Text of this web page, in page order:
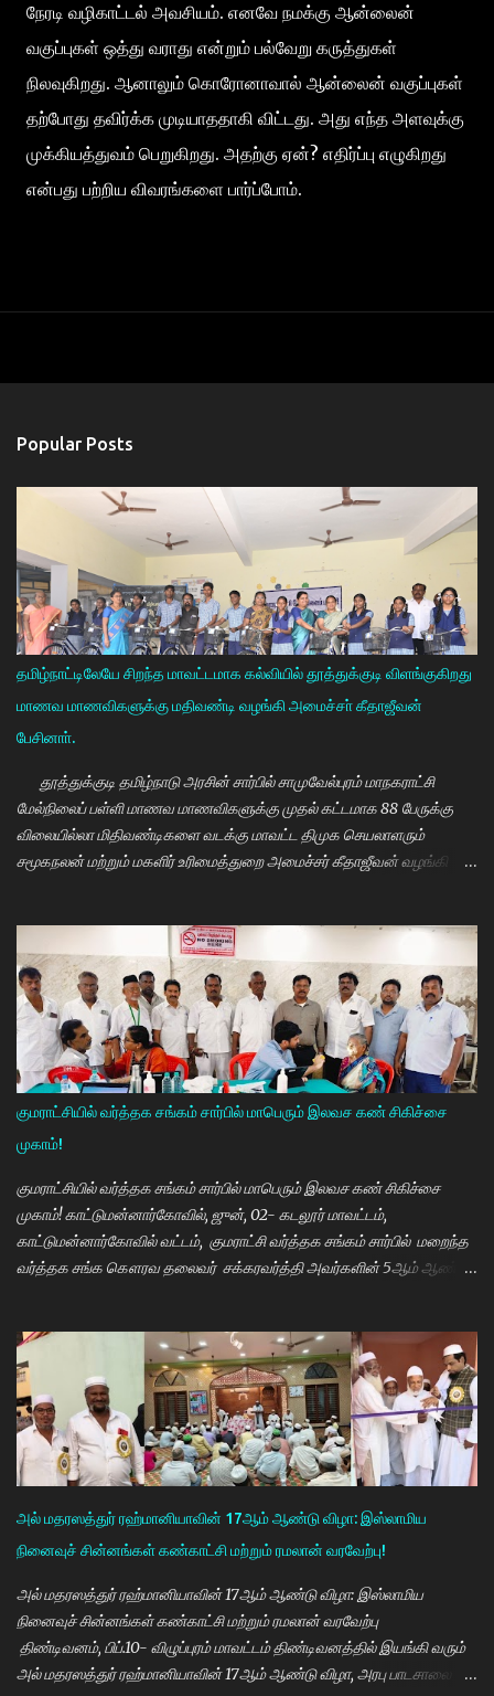
நேரடி வழிகாட்டல் அவசியம். எனவே நமக்கு ஆன்லைன்
வகுப்புகள் ஒத்து வராது என்றும் பல்வேறு கருத்துகள்
நிலவுகிறது. ஆனாலும் கொரோனாவால் ஆன்லைன் வகுப்புகள்
தற்போது தவிர்க்க முடியாததாகி விட்டது. அது எந்த அளவுக்கு
முக்கியத்துவம் பெறுகிறது. அதற்கு ஏன்? எதிர்ப்பு எழுகிறது
என்பது பற்றிய விவரங்களை பார்ப்போம்.
Popular Posts
தமிழ்நாட்டிலேயே சிறந்த மாவட்டமாக கல்வியில் தூத்துக்குடி விளங்குகிறது
மாணவ மாணவிகளுக்கு மதிவண்டி வழங்கி அமைச்சா் கீதாஜீவன்
பேசினாா்.
தூத்துக்குடி தமிழ்நாடு அரசின் சார்பில் சாமுவேல்புரம் மாநகராட்சி
மேல்நிலைப் பள்ளி மாணவ மாணவிகளுக்கு முதல் கட்டமாக 88 பேருக்கு
விலையில்லா மிதிவண்டிகளை வடக்கு மாவட்ட திமுக செயலாளரும்
சமூகநலன் மற்றும் மகளிர் உரிமைத்துறை அமைச்சர் கீதாஜீவன் வழங்கி
கல்வியில் சிறந்து விளங்க வேண்டும் என்பதற்காக முதலமைச்சர்
மு.க.ஸ்டாலின் அதிக முயற்சி எடுத்து கல்வியும். மருத்துவமும் எனது இரு
கண்கள் என முதலமைச்சர் கூறி வருகிறார். எத்தனையோ
மாணவியர்களுக்கு கிடைக்காத வாய்ப்பு உங்களுக்கு கிடைத்திருக்கிறது.
முன்பு 8 ம் வகுப்பு அல்லது 10 ம் வகுப்பிலேயே மாணவியர்களின்
பள்ளிப்படிப்பை நிறுத்தும் நிலையை மாற்றி, பெண் குழந்தைகள் கல்லூரி
வரை படிக்க வேண்டும். அவர்களுக்கு உயர்கல்வி மிக அவசியம் என்பதில்
அதிக முயற்சி எடுத்து வருகிறார்கள். உயர்கல்வி படிக்கின்ற
மாணவியர்களுக்கு மாதந்தோறும் ரூ.1000 வழங்கும் புதுமைப்பெண்
திட்டத்தை செயல்படுத்தி வருகிறார். எதிர்கால தலைவர்களான மாணவர்க...
குமராட்சியில் வர்த்தக சங்கம் சார்பில் மாபெரும் இலவச கண் சிகிச்சை
முகாம்!
குமராட்சியில் வர்த்தக சங்கம் சார்பில் மாபெரும் இலவச கண் சிகிச்சை
முகாம்! காட்டுமன்னார்கோவில், ஜுன், 02- கடலூர் மாவட்டம்,
காட்டுமன்னார்கோவில் வட்டம், குமராட்சி வர்த்தக சங்கம் சார்பில் மறைந்த
வர்த்தக சங்க கௌரவ தலைவர் சக்கரவர்த்தி அவர்களின் 5ஆம் ஆண்டு
ஒருங்கிணைப்பாளர் திருவேங்கடம் மற்றும் செவிலியர்கள் தலைமையில்
நடைபெற்றது. நிகழ்ச்சியில் கண் மருத்துவர் இளையராஜா சிறப்பு
அழைப்பாளராக கலந்து கொண்டு குத்துவிளக்கு ஏற்றி நிகழ்ச்சினை
துவங்கி வைத்தார். நிகழ்ச்சிக்கு குமராட்சி வர்த்தக சங்கத் தலைவர்
கே.ஆர்.ஜி. தமிழ்வாணன் முன்னிலை வகித்தார். நிகழ்ச்சியில் செயலாளர்
மணிவண்ணன், ஒருங்கிணைப்பாளர் அப்துல்பாசித் மற்றும் சங்க
நிர்வாகிகள் குமரவடிவு, துரைசிங்கம், பிரதீப், அப்துல்ரவுப், பார்த்தசாரதி,
மணிகண்டன், செந்தில்குமார், முஸ்தபா, பிரத...
அல் மதரஸத்துர் ரஹ்மானியாவின் 17ஆம் ஆண்டு விழா: இஸ்லாமிய
நினைவுச் சின்னங்கள் கண்காட்சி மற்றும் ரமலான் வரவேற்பு!
அல் மதரஸத்துர் ரஹ்மானியாவின் 17ஆம் ஆண்டு விழா: இஸ்லாமிய
நினைவுச் சின்னங்கள் கண்காட்சி மற்றும் ரமலான் வரவேற்பு
திண்டிவனம், பிப்.10- விழுப்புரம் மாவட்டம் திண்டிவனத்தில் இயங்கி வரும்
அல் மதரஸத்துர் ரஹ்மானியாவின் 17ஆம் ஆண்டு விழா, அரபு பாடசாலை